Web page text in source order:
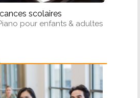
scolaires
pour enfants & adultes